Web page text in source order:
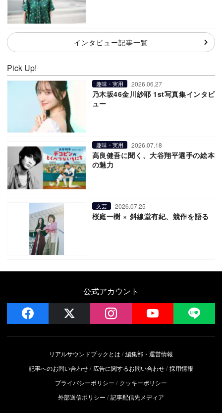
インタビュー記事一覧
Pick Up!
趣味・実用 2026.06.27
乃木坂46金川紗耶 1st写真集インタビ
ュー
趣味・実用 2026.07.18
高良健吾に聞く、大谷翔平選手の絵本
の魅力
文芸 2026.07.25
桜庭一樹 × 斜線堂有紀、競作を語る
公式アカウント
facebook instagram YouTube
リアルサウンドブックとは
編集部・運営情報
記事へのお問い合わせ
広告に関するお問い合わせ 採用情報
プライバシーポリシー
クッキーポリシー
外部送信ポリシー
記事配信先メディア